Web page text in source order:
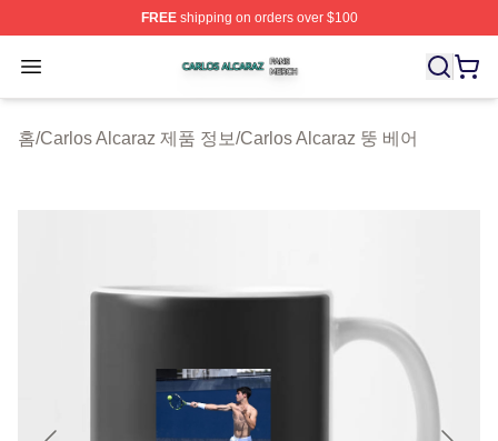
FREEshipping on orders over $100
Open menu
Carlos Alcaraz Shop ⚡️ Officially Licensed Carlos
홈/Carlos Alcaraz 제품 정보/Carlos Alcaraz 뚱 베어